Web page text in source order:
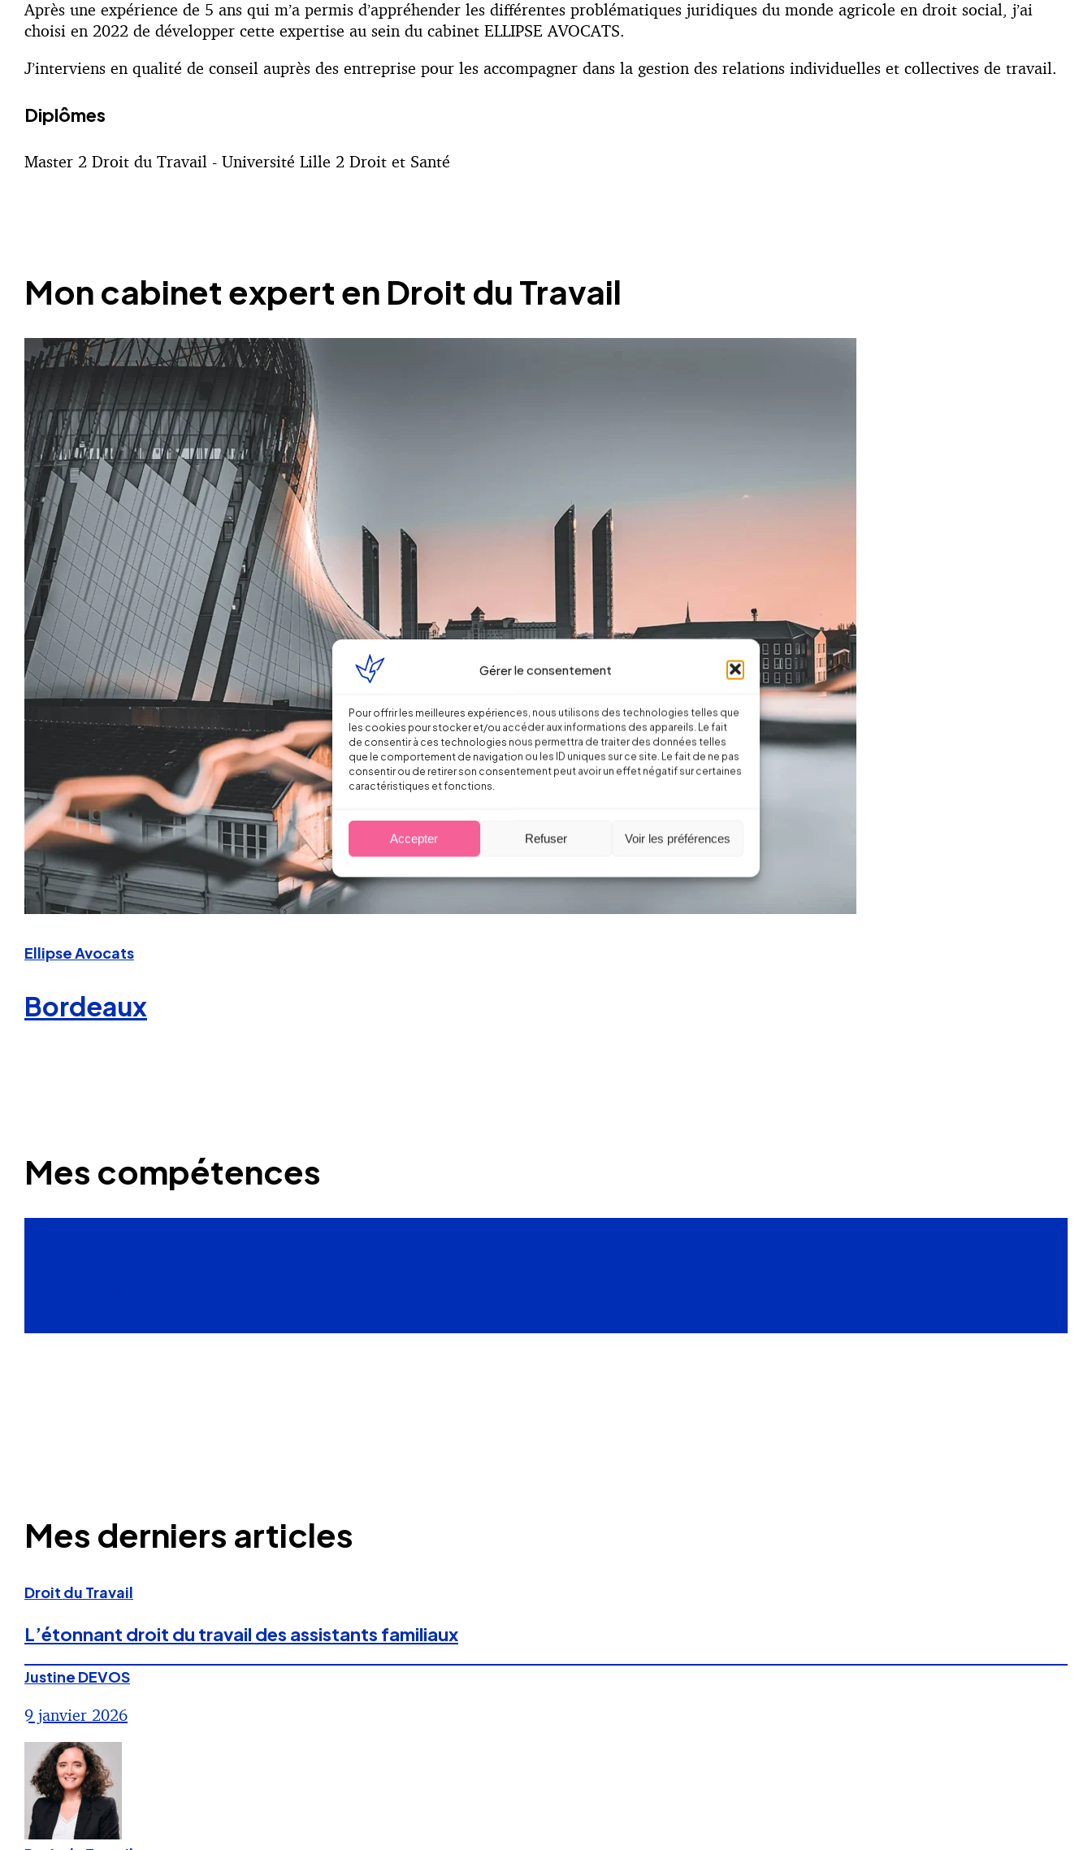
Gérer le consentement
Pour offrir les meilleures expériences, nous utilisons des technologies telles que
les cookies pour stocker et/ou accéder aux informations des appareils. Le fait
de consentir à ces technologies nous permettra de traiter des données telles
que le comportement de navigation ou les ID uniques sur ce site. Le fait de ne pas
consentir ou de retirer son consentement peut avoir un effet négatif sur certaines
caractéristiques et fonctions.
Accepter Refuser Voir les préférences
Après une expérience de 5 ans qui m’a permis d’appréhender les différentes problématiques juridiques du monde agricole en droit social, j’ai
choisi en 2022 de développer cette expertise au sein du cabinet ELLIPSE AVOCATS.
J’interviens en qualité de conseil auprès des entreprise pour les accompagner dans la gestion des relations individuelles et collectives de travail.
Diplômes
Master 2 Droit du Travail - Université Lille 2 Droit et Santé
Mon cabinet expert en Droit du Travail
Ellipse Avocats
Bordeaux
Mes compétences
Mes derniers articles
Droit du Travail
L’étonnant droit du travail des assistants familiaux
Justine DEVOS
9 janvier 2026